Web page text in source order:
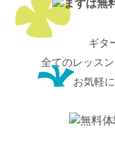
ギタ
全てのレッス
お気軽にメ